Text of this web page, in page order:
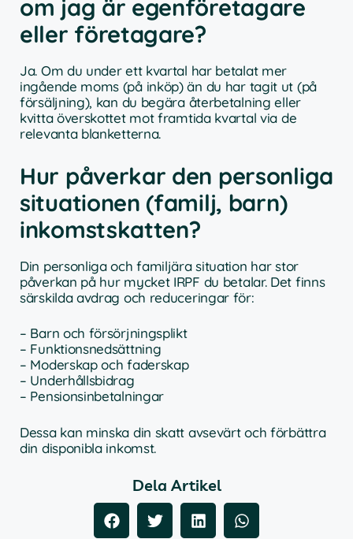
om jag är egenföretagare
eller företagare?
Ja. Om du under ett kvartal har betalat mer
ingående moms (på inköp) än du har tagit ut (på
försäljning), kan du begära återbetalning eller
kvitta överskottet mot framtida kvartal via de
relevanta blanketterna.
Hur påverkar den personliga
situationen (familj, barn)
inkomstskatten?
Din personliga och familjära situation har stor
påverkan på hur mycket IRPF du betalar. Det finns
särskilda avdrag och reduceringar för:
– Barn och försörjningsplikt
– Funktionsnedsättning
– Moderskap och faderskap
– Underhållsbidrag
– Pensionsinbetalningar
Dessa kan minska din skatt avsevärt och förbättra
din disponibla inkomst.
Dela Artikel